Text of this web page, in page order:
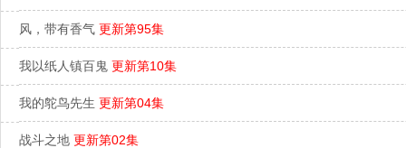
风，带有香气 更新第95集
我以纸人镇百鬼 更新第10集
我的鸵鸟先生 更新第04集
战斗之地 更新第02集